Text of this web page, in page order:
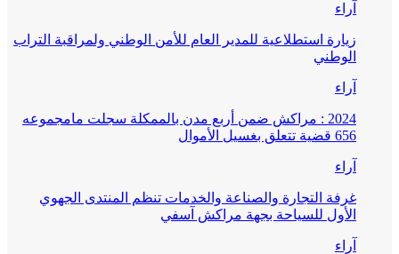
آراء
زيارة استطلاعية للمدير العام للأمن الوطني ولمراقبة التراب
الوطني
آراء
2024 : مراكش ضمن أربع مدن بالممكلة سجلت مامجموعه
656 قضية تتعلق بغسيل الأموال
آراء
غرفة التجارة والصناعة والخدمات تنظم المنتدى الجهوي
الأول للسياحة بجهة مراكش آسفي
آراء